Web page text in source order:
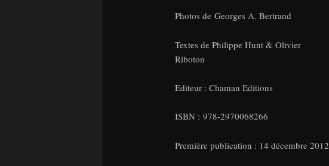
Photos de Georges A. Bertrand
Textes de Philippe Hunt & Olivier
Riboton
Editeur : Chaman Editions
ISBN : 978-2970068266
Première publication : 14 décembre 2012